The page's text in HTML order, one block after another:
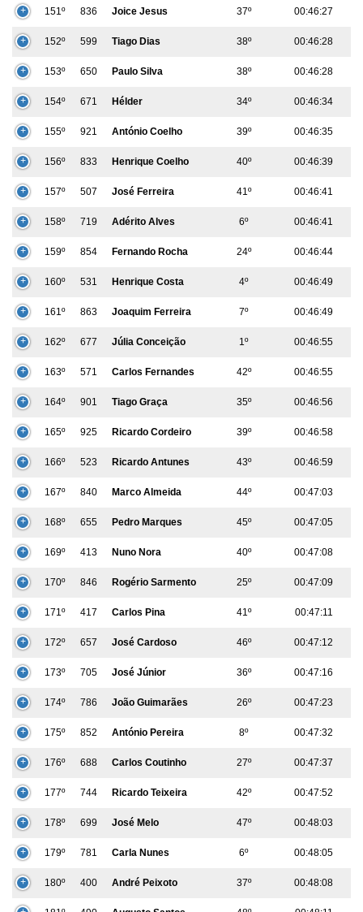
151º 836 Joice Jesus 37º 00:46:27
152º 599 Tiago Dias 38º 00:46:28
153º 650 Paulo Silva 38º 00:46:28
154º 671 Hélder 34º 00:46:34
155º 921 António Coelho 39º 00:46:35
156º 833 Henrique Coelho 40º 00:46:39
157º 507 José Ferreira 41º 00:46:41
158º 719 Adérito Alves 6º 00:46:41
159º 854 Fernando Rocha 24º 00:46:44
160º 531 Henrique Costa 4º 00:46:49
161º 863 Joaquim Ferreira 7º 00:46:49
162º 677 Júlia Conceição 1º 00:46:55
163º 571 Carlos Fernandes 42º 00:46:55
164º 901 Tiago Graça 35º 00:46:56
165º 925 Ricardo Cordeiro 39º 00:46:58
166º 523 Ricardo Antunes 43º 00:46:59
167º 840 Marco Almeida 44º 00:47:03
168º 655 Pedro Marques 45º 00:47:05
169º 413 Nuno Nora 40º 00:47:08
170º 846 Rogério Sarmento 25º 00:47:09
171º 417 Carlos Pina 41º 00:47:11
172º 657 José Cardoso 46º 00:47:12
173º 705 José Júnior 36º 00:47:16
174º 786 João Guimarães 26º 00:47:23
175º 852 António Pereira 8º 00:47:32
176º 688 Carlos Coutinho 27º 00:47:37
177º 744 Ricardo Teixeira 42º 00:47:52
178º 699 José Melo 47º 00:48:03
179º 781 Carla Nunes 6º 00:48:05
180º 400 André Peixoto 37º 00:48:08